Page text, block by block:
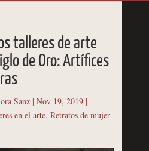
talleres de arte
de Oro: Artífices
Sanz| Nov 19, 2019|
en el arte, Retratos de mujer